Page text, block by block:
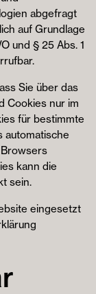
abgefragt
auf Grundlage
und § 25 Abs. 1
Sie über das
Cookies nur im
für bestimmte
automatische
kann die
sein.
eingesetzt